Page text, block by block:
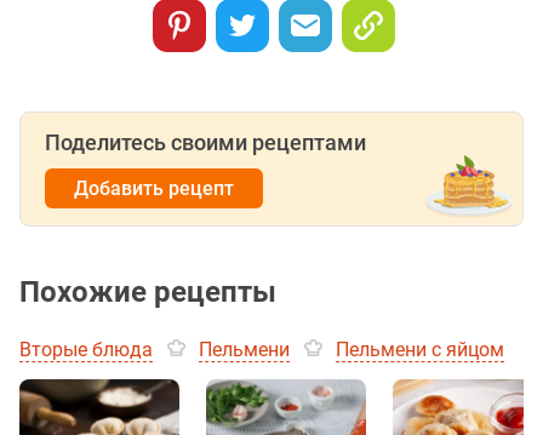
Поделитесь своими рецептами
Добавить рецепт
Похожие рецепты
Вторые блюда Пельмени Пельмени с яйцом